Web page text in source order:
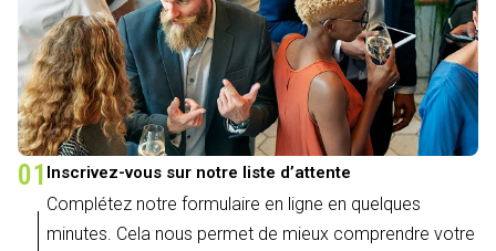
01 Inscrivez-vous sur notre liste d’attente
Complétez notre formulaire en ligne en quelques
minutes. Cela nous permet de mieux comprendre votre